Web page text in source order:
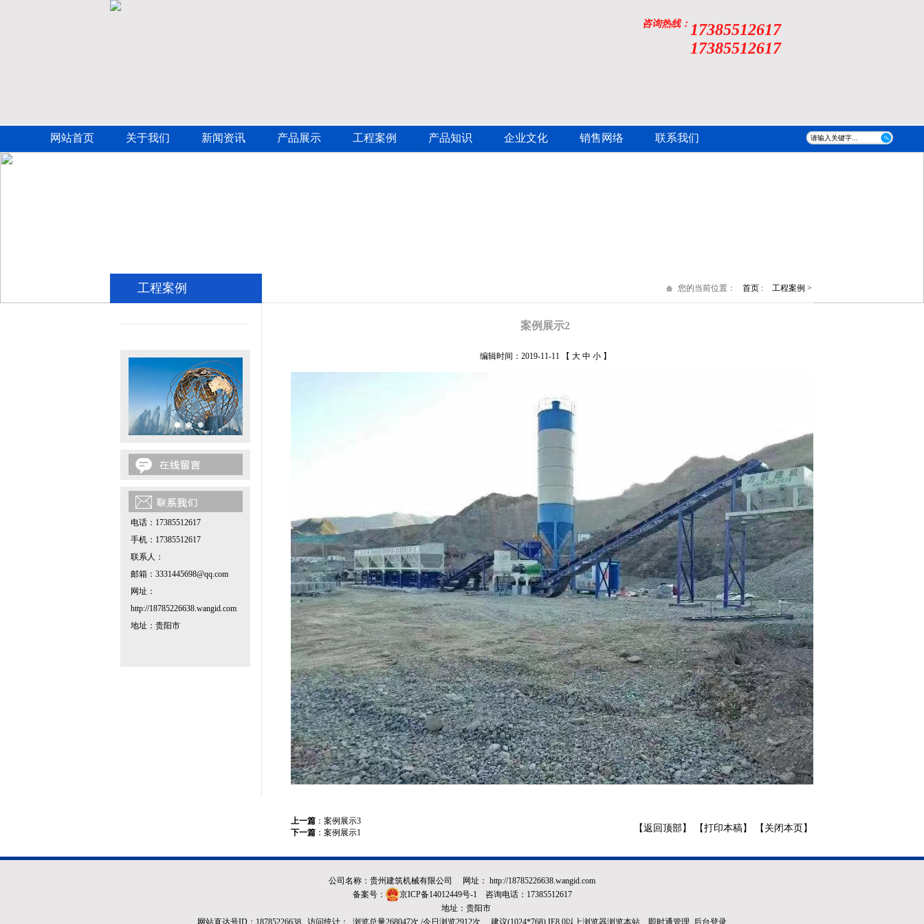
咨询热线： 17385512617
17385512617
网站首页 关于我们 新闻资讯 产品展示 工程案例 产品知识 企业文化 销售网络 联系我们
工程案例 您的当前位置： 首页 : 工程案例 >
电话：17385512617
手机：17385512617
联系人：
邮箱：3331445698@qq.com
网址：
http://18785226638.wangid.com
地址：贵阳市
案例展示2
编辑时间：2019-11-11 【 大 中 小】
【返回顶部】 【打印本稿】 【 关闭本页 】
上一篇 ： 案例展示3
下一篇 ： 案例展示1
公司名称：贵州建筑机械有限公司 网址： http://18785226638.wangid.com
备案号：
京ICP备14012449号-1 咨询电话：17385512617
地址：贵阳市
网站直达号ID：18785226638 访问统计： 浏览总量268047次 /今日浏览2912次 建议(1024*768) IE8.0以上浏览器浏览本站 即时通管理 后台登录